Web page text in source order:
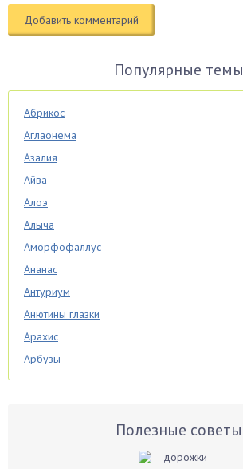
Популярные темы
Абрикос
Аглаонема
Азалия
Айва
Алоэ
Алыча
Аморфофаллус
Ананас
Антуриум
Анютины глазки
Арахис
Арбузы
Аспарагус
Полезные советы